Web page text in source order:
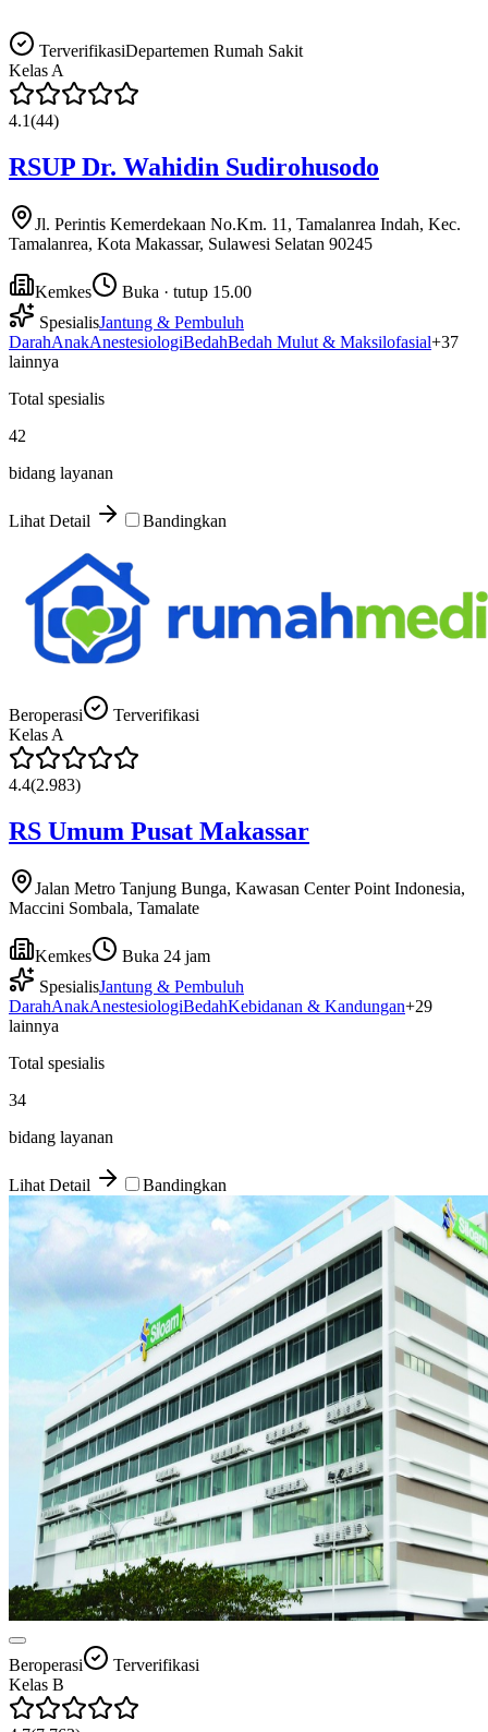
TerverifikasiDepartemen Rumah Sakit
Kelas A
4.1(44)
RSUP Dr. Wahidin Sudirohusodo
Jl. Perintis Kemerdekaan No.Km. 11, Tamalanrea Indah, Kec.
Tamalanrea, Kota Makassar, Sulawesi Selatan 90245
Kemkes
Buka · tutup 15.00
SpesialisJantung & Pembuluh
DarahAnakAnestesiologiBedahBedah Mulut & Maksilofasial+37
lainnya
Total spesialis
42
bidang layanan
Lihat Detail Bandingkan
Beroperasi
Terverifikasi
Kelas A
4.4(2.983)
RS Umum Pusat Makassar
Jalan Metro Tanjung Bunga, Kawasan Center Point Indonesia,
Maccini Sombala, Tamalate
Kemkes
Buka 24 jam
SpesialisJantung & Pembuluh
DarahAnakAnestesiologiBedahKebidanan & Kandungan+29
lainnya
Total spesialis
34
bidang layanan
Lihat Detail Bandingkan
Beroperasi
Terverifikasi
Kelas B